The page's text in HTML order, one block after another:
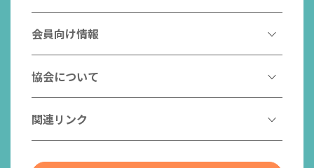
作業療法士とは
はたらく作業療法士
作業療法士の支援を受ける
チームの中で活躍する作業療法士
作業療法士になるには
作業療法士として活躍する先輩
こんなところで活躍！作業療法士
入会案内
会員向け情報
協会からのお知らせ
研修会一覧
日本作業療法学会
協会について
会長挨拶
社員名簿
関連リンク